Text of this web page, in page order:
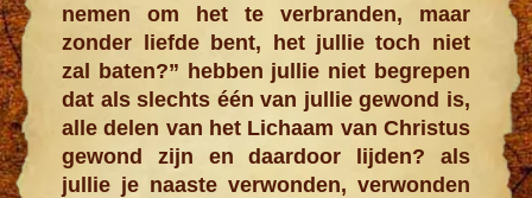
nemen om het te verbranden, maar
zonder liefde bent, het jullie toch niet
zal baten?” hebben jullie niet begrepen
dat als slechts één van jullie gewond is,
alle delen van het Lichaam van Christus
gewond zijn en daardoor lijden? als
jullie je naaste verwonden, verwonden